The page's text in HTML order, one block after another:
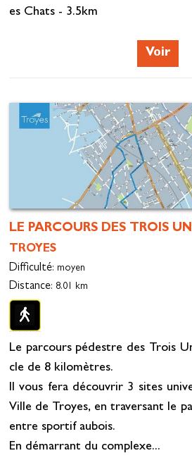
es Chats - 3.5km
Voir
LE PARCOURS DES TROIS
TROYES
Difficulté: moyen
Distance: 8.01 km
Le parcours pédestre des Trois
cle de 8 kilomètres.
Il vous fera découvrir 3 sites
Ville de Troyes, en traversant le
entre sportif aubois.
En démarrant du complexe...